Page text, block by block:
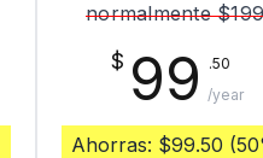
normalmente$199
$ 99
.50
/year
Ahorras: $99.50